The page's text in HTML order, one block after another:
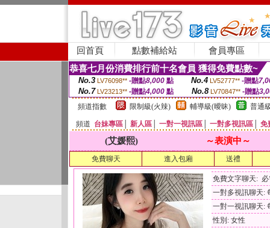
回首頁 點數補給站 會員專區
恭喜七月份消費排行前十名會員 獲得免費點數~
No.3 LV76098** -贈點8,000點 No.4 LV52777** -贈點
No.7 LV23213** -贈點4,000 點 No.8 LV70847** -贈點
頻道指數
限制級(火辣) 輔導級(曖昧) 普通
頻道 台妹專區 新人區 一對一視訊區 一對多視訊區 免
(艾媛熙) ～表演中～
免費聊天 進入包廂 送禮
免費文字聊天:
一對多視訊聊天:
一對一視訊聊天:
性別: 女性